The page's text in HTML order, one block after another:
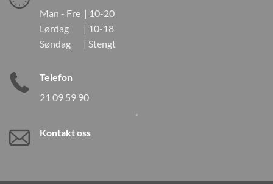
Man - Fre | 10-20
Lørdag | 10-18
Søndag | Stengt
Telefon
21 09 59 90
Kontakt oss